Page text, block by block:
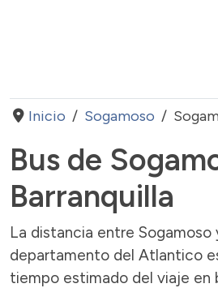
Inicio Sogamoso
Bus de
Barranquilla
La distancia entre Sogamoso
departamento del Atlantico
tiempo estimado del viaje en